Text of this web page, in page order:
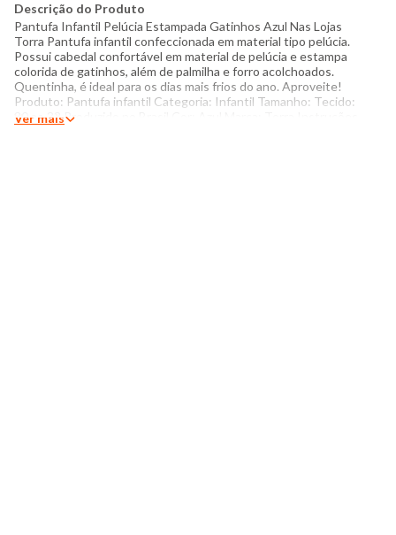
Descrição do Produto
Pantufa Infantil Pelúcia Estampada Gatinhos Azul Nas Lojas
Torra Pantufa infantil confeccionada em material tipo pelúcia.
Possui cabedal confortável em material de pelúcia e estampa
colorida de gatinhos, além de palmilha e forro acolchoados.
Quentinha, é ideal para os dias mais frios do ano. Aproveite!
Produto: Pantufa infantil Categoria: Infantil Tamanho: Tecido:
30 ao 33 Produzido no Brasil Cor: Azul Marca: Torra Instruções
Ver mais